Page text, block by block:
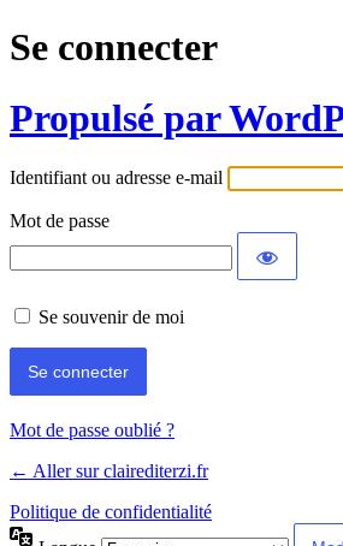
Se connecter
Propulsé par
Identifiant ou adresse e-mail
Mot de passe
Se souvenir de moi
Mot de passe oublié ?
← Aller sur clairediterzi.fr
Politique de confidentialité